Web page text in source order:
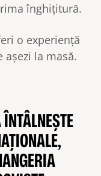
înghițitură.
o experiență
la masă.